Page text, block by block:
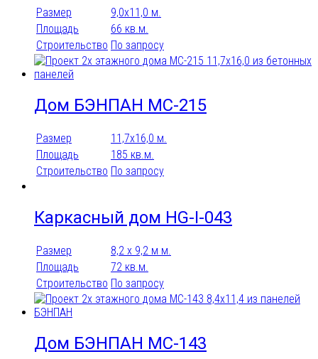
Размер
9,0x11,0 м.
Площадь
66 кв.м.
Строительство По запросу
Дом БЭНПАН МС-215
Размер
11,7х16,0 м.
Площадь
185 кв.м.
Строительство По запросу
Каркасный дом HG-I-043
Размер
8,2 x 9,2 м м.
Площадь
72 кв.м.
Строительство По запросу
Дом БЭНПАН МС-143